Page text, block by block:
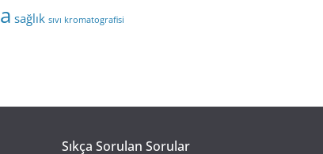
sağlık sıvı kromatografisi
Sıkça Sorulan Sorular